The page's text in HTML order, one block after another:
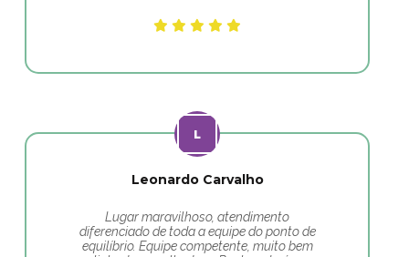
Leonardo Carvalho
Lugar maravilhoso, atendimento
diferenciado de toda a equipe do ponto de
equilíbrio. Equipe competente, muito bem